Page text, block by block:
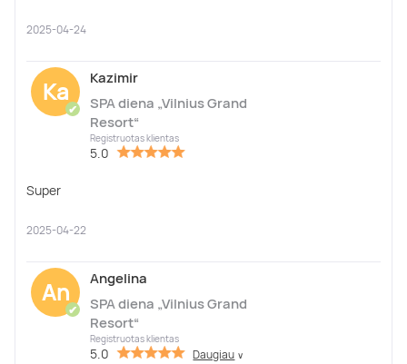
2025-04-24
Ka
✔
Kazimir
SPA diena „Vilnius Grand
Resort“
Registruotas klientas
5.0
Super
2025-04-22
An
✔
Angelina
SPA diena „Vilnius Grand
Resort“
Registruotas klientas
5.0 Daugiau ∨